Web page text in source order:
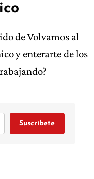
de Volvamos al
y enterarte de los
Suscríbete